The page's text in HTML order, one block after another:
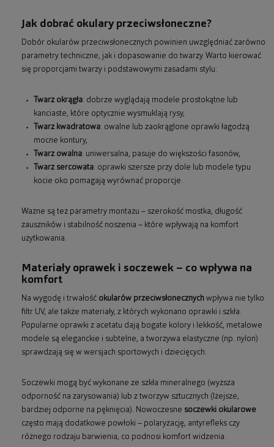
Jak dobrać okulary przeciwsłoneczne?
Dobór okularów przeciwsłonecznych powinien uwzględniać zarówno
parametry techniczne, jak i dopasowanie do twarzy. Warto kierować
się proporcjami twarzy i podstawowymi zasadami stylu:
Twarz okrągła: dobrze wyglądają modele prostokątne lub
kanciaste, które optycznie wysmuklają rysy,
Twarz kwadratowa: owalne lub zaokrąglone oprawki łagodzą
mocne kontury,
Twarz owalna: uniwersalna, pasuje do większości fasonów,
Twarz sercowata: oprawki szersze przy dole lub modele typu
kocie oko pomagają wyrównać proporcje.
Ważne są też parametry montażu – szerokość mostka, długość
zauszników i stabilność noszenia – które wpływają na komfort
użytkowania.
Materiały oprawek i soczewek – co wpływa na
komfort
Na wygodę i trwałość okularów przeciwsłonecznych wpływa nie tylko
filtr UV, ale także materiały, z których wykonano oprawki i szkła.
Popularne oprawki z acetatu dają bogate kolory i lekkość, metalowe
modele są eleganckie i subtelne, a tworzywa elastyczne (np. nylon)
sprawdzają się w wersjach sportowych i dziecięcych.
Soczewki mogą być wykonane ze szkła mineralnego (wyższa
odporność na zarysowania) lub z tworzyw sztucznych (lżejsze,
bardziej odporne na pęknięcia). Nowoczesne soczewki okularowe
często mają dodatkowe powłoki – polaryzację, antyrefleks czy
różnego rodzaju barwienia, co podnosi komfort widzenia.